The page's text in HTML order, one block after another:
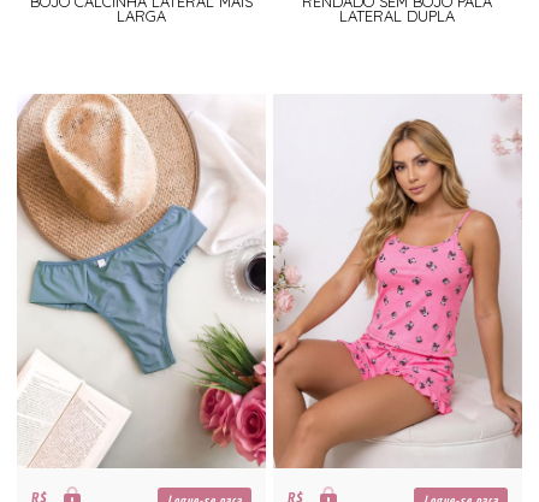
LARGA LATERAL DUPLA